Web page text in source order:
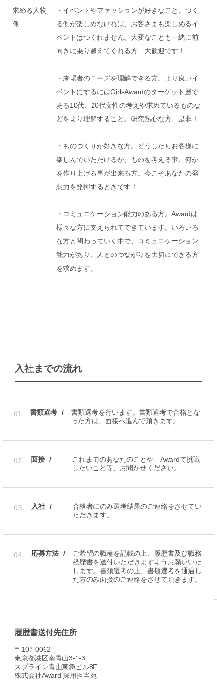
求める人物
像
・イベントやファッションが好きなこと。つく
る側が楽しめなければ、お客さまも楽しめるイ
ベントはつくれません。大変なことも一緒に前
向きに乗り越えてくれる方、大歓迎です！
・来場者のニーズを理解できる方。より良いイ
ベントにするにはGirlsAwardのターゲット層で
ある10代、20代女性の考えや求めているものな
どをより理解すること。研究熱心な方、是非！
・ものづくりが好きな方。どうしたらお客様に
楽しんでいただけるか、ものを考える事、何か
を作り上げる事が出来る方。今こそあなたの発
想力を発揮するときです！
・コミュニケーション能力のある方。Awardは
様々な方に支えられてできています。いろいろ
な方と関わっていく中で、コミュニケーション
能力があり、人とのつながりを大切にできる方
を求めます。
入社までの流れ
01. 書類選考
書類選考を行います。書類選考で合格とな
った方は、面接へ進んで頂きます。
02. 面接
これまでのあなたのことや、Awardで挑戦
したいこと等、お聞かせください。
03. 入社
合格者にのみ選考結果のご連絡をさせてい
ただきます。
04. 応募方法
ご希望の職種を記載の上、履歴書及び職務
経歴書を送付いただきますようお願いいた
します。書類選考の上、書類選考を通過し
た方のみ面接のご連絡をさせて頂きます。
履歴書送付先住所
〒107-0062
東京都港区南青山3-1-3
スプライン青山東急ビル8F
株式会社Award 採用担当宛